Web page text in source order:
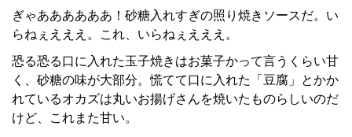
ぎゃああああああ！砂糖入れすぎの照り焼きソースだ。い
らねぇえええ。これ、いらねぇえええ。
恐る恐る口に入れた玉子焼きはお菓子かって言うくらい甘
く、砂糖の味が大部分。慌てて口に入れた「豆腐」とかか
れているオカズは丸いお揚げさんを焼いたものらしいのだ
けど、これまた甘い。